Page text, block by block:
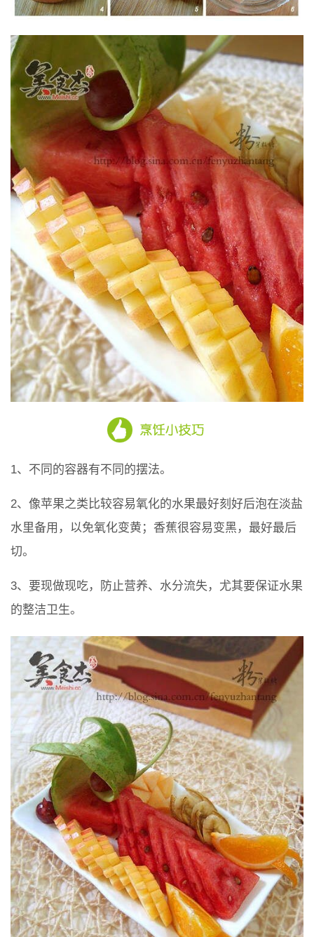
1、不同的容器有不同的摆法。
2、像苹果之类比较容易氧化的水果最好刻好后泡在淡盐
水里备用，以免氧化变黄；香蕉很容易变黑，最好最后
切。
3、要现做现吃，防止营养、水分流失，尤其要保证水果
的整洁卫生。